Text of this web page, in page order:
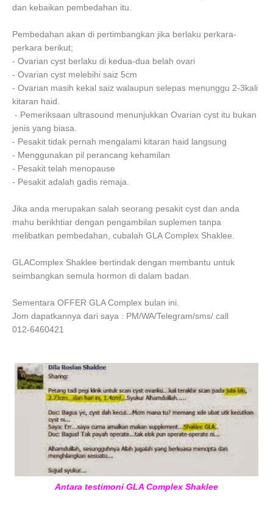
dan kebaikan pembedahan itu.
Pembedahan akan di pertimbangkan jika berlaku perkara-
perkara berikut;
- Ovarian cyst berlaku di kedua-dua belah ovari
- Ovarian cyst melebihi saiz 5cm
- Ovarian masih kekal saiz walaupun selepas menunggu 2-3kali
kitaran haid.
- Pemeriksaan ultrasound menunjukkan Ovarian cyst itu bukan
jenis yang biasa.
- Pesakit tidak pernah mengalami kitaran haid langsung
- Menggunakan pil perancang kehamilan
- Pesakit telah menopause
- Pesakit adalah gadis remaja.
Jika anda merupakan salah seorang pesakit cyst dan anda
mahu berikhtiar dengan pengambilan suplemen tanpa
melibatkan pembedahan, cubalah GLA Complex Shaklee.
GLAComplex Shaklee bertindak dengan membantu untuk
seimbangkan semula hormon di dalam badan.
Sementara OFFER GLA Complex bulan ini.
Jom dapatkannya dari saya : PM/WA/Telegram/sms/ call
012-6460421
Antara testimoni GLA Complex Shaklee